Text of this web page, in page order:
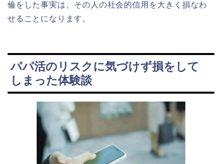
倫をした事実は、その人の社会的信用を大きく損なわ
せることになります。
パパ活のリスクに気づけず損をして
しまった体験談